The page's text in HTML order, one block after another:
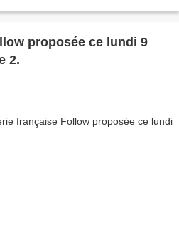
proposée ce lundi 9
2.